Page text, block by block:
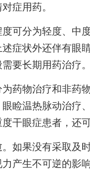
症用药。
分为轻度、中度
症状外还伴有眼
要长期用药治疗。
物治疗和非药物
睑温热脉动治疗
干眼症患者，还
果没有采取及时
产生不可逆的影